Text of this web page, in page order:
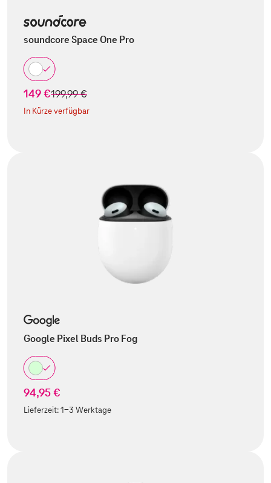
soundcore Space One Pro
149 €statt
199,99 €
In Kürze verfügbar
Google Pixel Buds Pro Fog
94,95 €
Lieferzeit:1-3 Werktage